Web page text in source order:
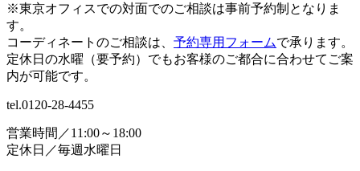
※東京オフィスでの対面でのご相談は事前予約制となりま
す。
コーディネートのご相談は、 予約専用フォームで承ります。
定休日の水曜（要予約）でもお客様のご都合に合わせてご案
内が可能です。
tel.0120-28-4455
営業時間／11:00～18:00
定休日／毎週水曜日